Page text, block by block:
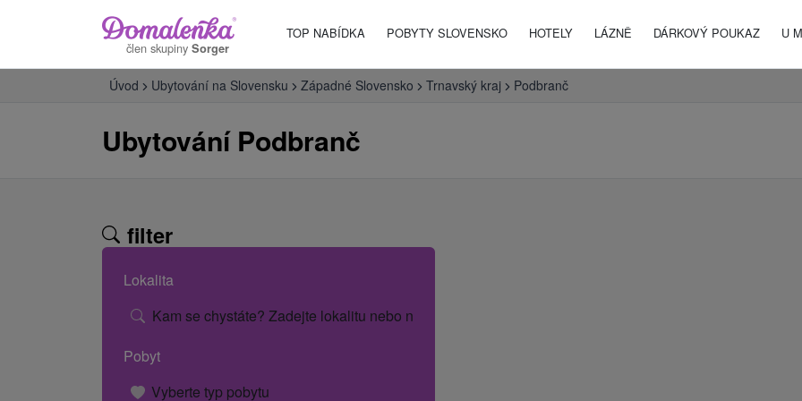
člen skupiny Sorger
TOP NABÍDKA POBYTY SLOVENSKO HOTELY LÁZNĚ DÁRKOVÝ POUKAZ U
Úvod Ubytování na Slovensku Západné Slovensko Trnavský kraj Podbranč
Ubytování Podbranč
filter
Lokalita
Kam se chystáte? Zadejte lokalitu nebo název hotelu.
Pobyt
Vyberte typ pobytu